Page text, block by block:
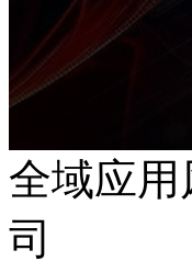
全域应
司